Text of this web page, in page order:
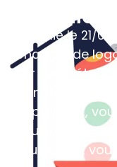
Publié le 21/
Changer de
car cette étape
identité
Cependant,
Vous avez
vous devez